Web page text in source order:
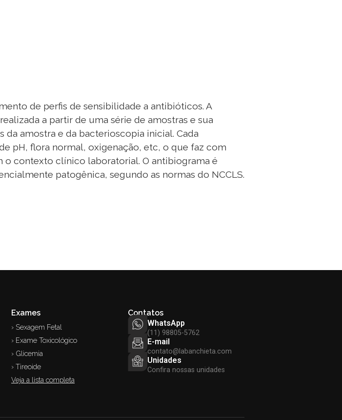
de perfis de sensibilidade a antibióticos. A
a partir de uma série de amostras e sua
amostra e da bacterioscopia inicial. Cada
pH, flora normal, oxigenação, etc, o que faz com
o contexto clínico laboratorial. O antibiograma é
patogênica, segundo as normas do NCCLS.
Exames
› Sexagem Fetal
› Exame Toxicológico
› Glicemia
› Tireoide
Veja a lista completa
Contatos
WhatsApp
(11) 98805-5762
E-mail
contato@labanchieta.com
Unidades
Confira nossas unidades